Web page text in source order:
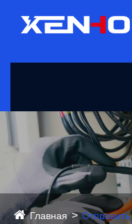
Главная Отправить